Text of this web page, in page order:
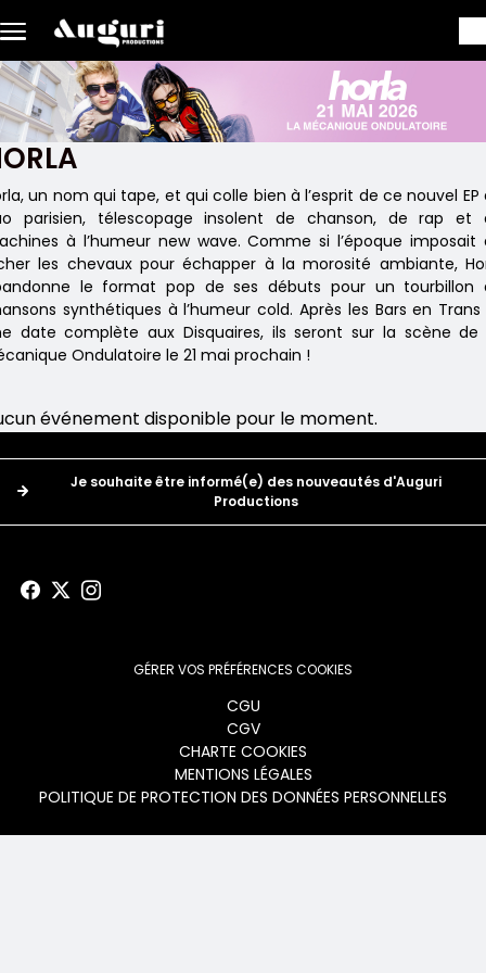
un nom qui tape, et qui colle bien à l’esprit de ce nouvel EP
parisien, télescopage insolent de chanson, de rap et
à l’humeur new wave. Comme si l’époque imposait
les chevaux pour échapper à la morosité ambiante,
le format pop de ses débuts pour un tourbillon
synthétiques à l’humeur cold. Après les Bars en
date complète aux Disquaires, ils seront sur la scène de
Ondulatoire le 21 mai prochain !
événement disponible pour le moment.
Je souhaite être informé(e) des nouveautés d'Auguri
Productions
GÉRER VOS PRÉFÉRENCES COOKIES
CGU
CGV
CHARTE COOKIES
MENTIONS LÉGALES
POLITIQUE DE PROTECTION DES DONNÉES PERSONNELLES